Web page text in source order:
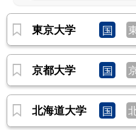
東京大学 国
京都大学 国
北海道大学 国